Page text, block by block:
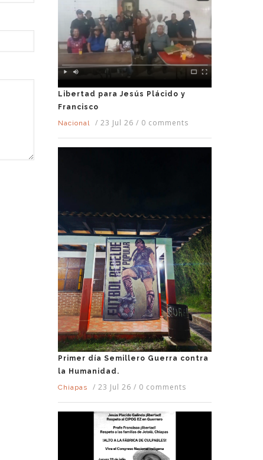
Libertad para Jesús Plácido y
Francisco
Nacional
/ 23 Jul 26 / 0 comments
Primer día Semillero Guerra contra
la Humanidad.
Chiapas
/ 23 Jul 26 / 0 comments